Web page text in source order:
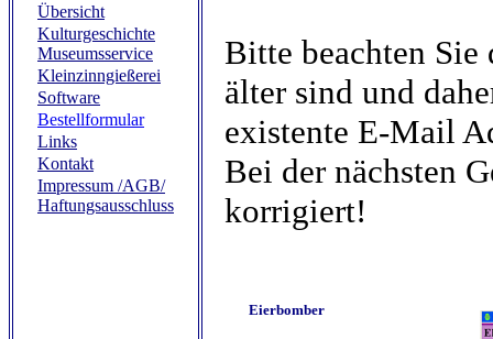
Übersicht
Kulturgeschichte
Museumsservice
Kleinzinngießerei
Software
Bestellformular
Links
Kontakt
Impressum /AGB/
Haftungsausschluss
Bitte beachten Sie
älter sind und
existente E-Mail
Bei der nächsten
korrigiert!
Eierbomber